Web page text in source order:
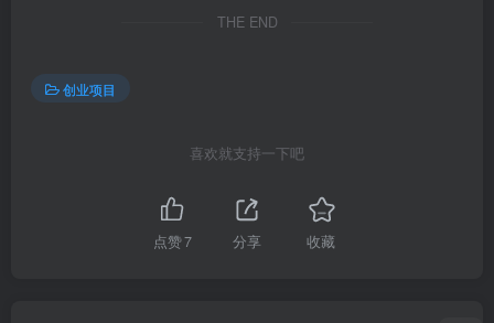
THE END
创业项目
喜欢就支持一下吧
点赞7 分享 收藏